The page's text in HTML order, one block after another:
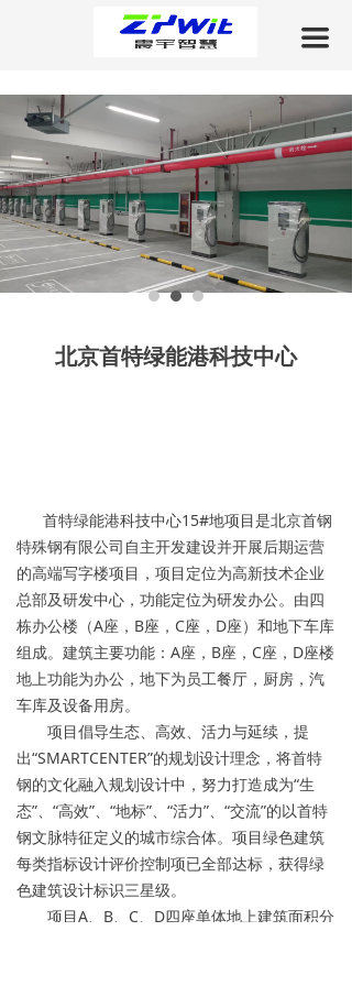
끀
工程案例
新闻中心
下载中心
联系我们
北京首特绿能港科技中心
首特绿能港科技中心15#地项目是北京首钢
特殊钢有限公司自主开发建设并开展后期运营
的高端写字楼项目，项目定位为高新技术企业
总部及研发中心，功能定位为研发办公。由四
栋办公楼（A座，B座，C座，D座）和地下车库
组成。建筑主要功能：A座，B座，C座，D座楼
地上功能为办公，地下为员工餐厅，厨房，汽
车库及设备用房。
项目倡导生态、高效、活力与延续，提
出“SMARTCENTER”的规划设计理念，将首特
钢的文化融入规划设计中，努力打造成为“生
态”、“高效”、“地标”、“活力”、“交流”的以首特
钢文脉特征定义的城市综合体。项目绿色建筑
每类指标设计评价控制项已全部达标，获得绿
色建筑设计标识三星级。
项目A、B、C、D四座单体地上建筑面积分